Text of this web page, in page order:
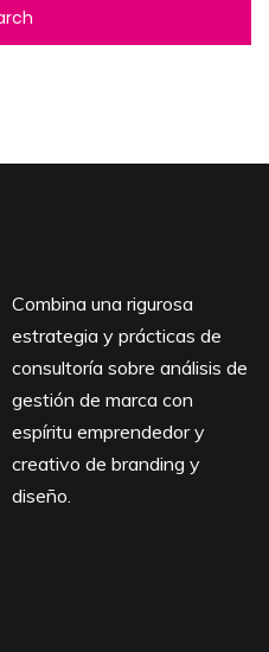
Combina una rigurosa
estrategia y prácticas de
consultoría sobre análisis de
gestión de marca con
espíritu emprendedor y
creativo de branding y
diseño.